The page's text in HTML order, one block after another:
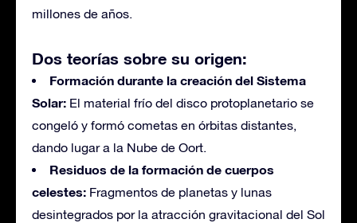
millones de años.
Dos teorías sobre su origen:
Formación durante la creación del Sistema
Solar: El material frío del disco protoplanetario se
congeló y formó cometas en órbitas distantes,
dando lugar a la Nube de Oort.
Residuos de la formación de cuerpos
celestes: Fragmentos de planetas y lunas
desintegrados por la atracción gravitacional del Sol